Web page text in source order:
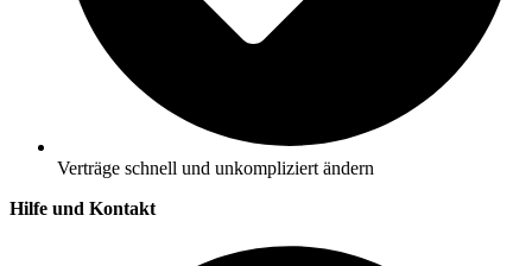
Verträge schnell und unkompliziert ändern
Hilfe und Kontakt